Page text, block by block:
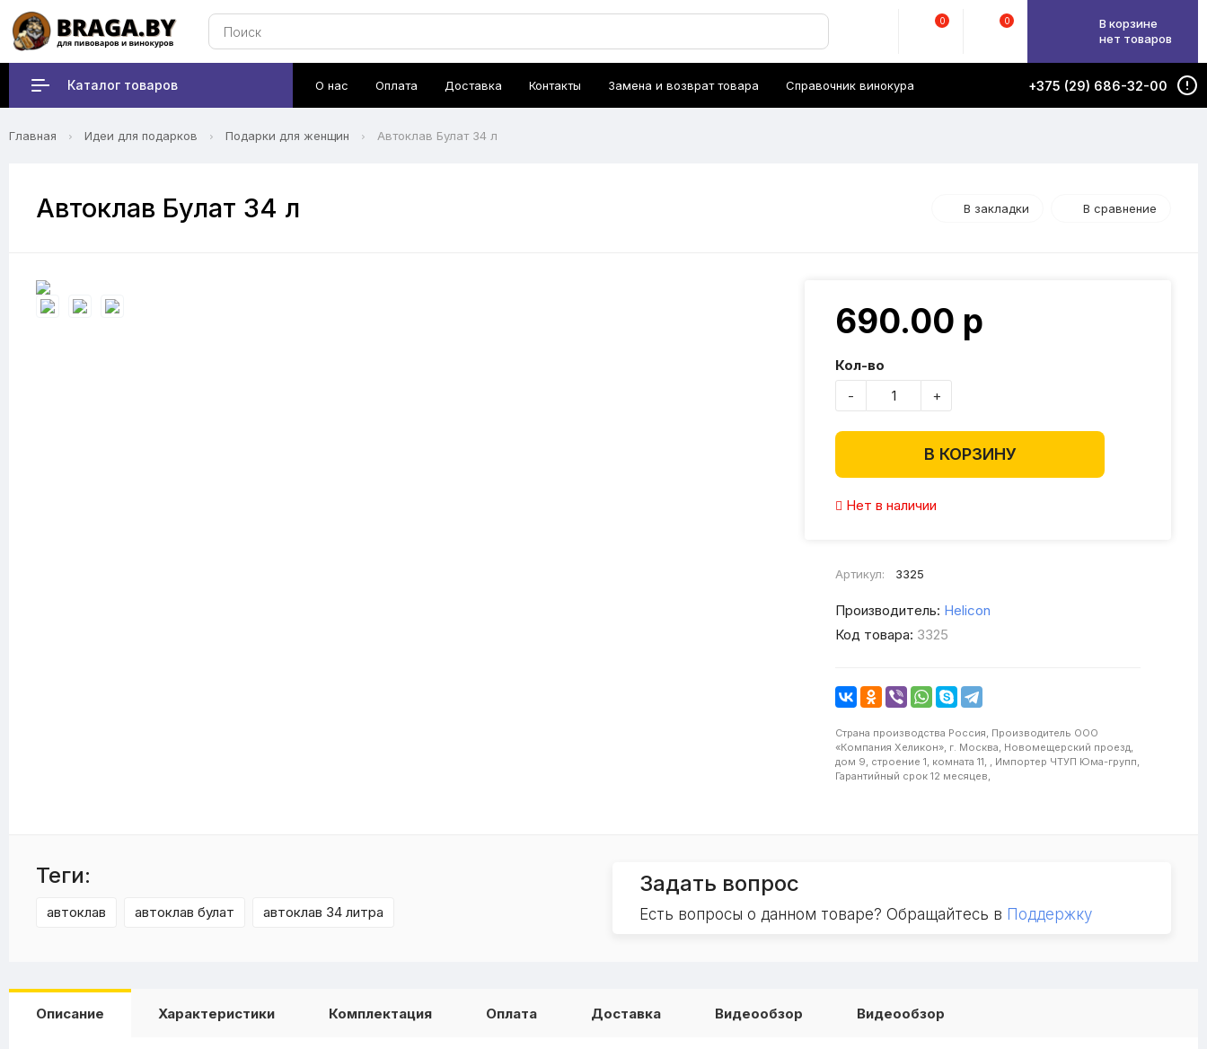
0 0
В корзине
нет товаров
Каталог товаров О нас Оплата Доставка Контакты Замена и возврат товара Справочник винокура +375 (29) 686-32-00
Главная Идеи для подарков Подарки для женщин Автоклав Булат 34 л
Автоклав Булат 34 л В закладки В сравнение
690.00 р
Кол-во
-
+
В КОРЗИНУ
Нет в наличии
Артикул: 3325
Производитель: Helicon
Код товара: 3325
Страна производства Россия, Производитель ООО
«Компания Хеликон», г. Москва, Новомещерский проезд,
дом 9, строение 1, комната 11, , Импортер ЧТУП Юма-групп,
Гарантийный срок 12 месяцев,
Теги:
автоклав автоклав булат автоклав 34 литра
Задать вопрос
Есть вопросы о данном товаре? Обращайтесь в Поддержку
Описание Характеристики Комплектация Оплата Доставка Видеообзор Видеообзор